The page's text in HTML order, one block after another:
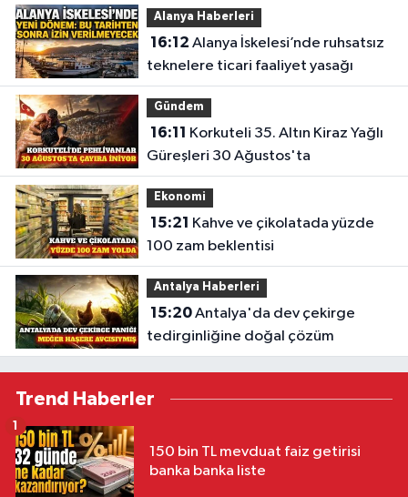
Alanya Haberleri
16:12
teknelere ticari faaliyet yasağı
Gündem
16:11
Güreşleri 30 Ağustos'ta
Ekonomi
15:21
100 zam beklentisi
Antalya Haberleri
15:20Antalya'da dev çekirge
tedirginliğine doğal çözüm
Trend Haberler
150 bin TL mevduat faiz getirisi
banka banka liste
1